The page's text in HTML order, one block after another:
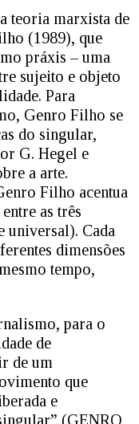
teoria marxista de
(1989), que
práxis – uma
sujeito e objeto
Para
Genro Filho se
do singular,
G. Hegel e
a arte.
Filho acentua
as três
universal). Cada
dimensões
tempo,
para o
de
de um
que
e
(GENRO